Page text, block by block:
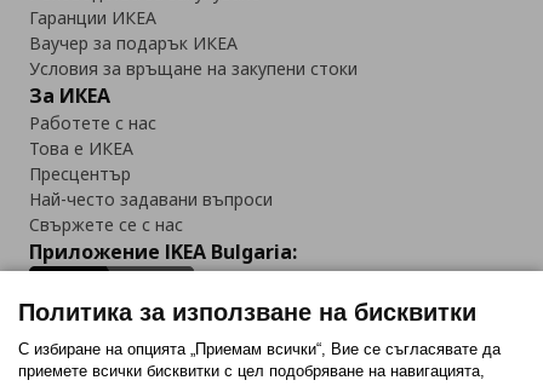
Гаранции ИКЕА
Ваучер за подарък ИКЕА
Условия за връщане на закупени стоки
За ИКЕА
Работете с нас
Това е ИКЕА
Пресцентър
Най-често задавани въпроси
Свържете се с нас
Приложение IKEA Bulgaria:
Последвайте ни:
Политика за използване на бисквитки
С избиране на опцията „Приемам всички“, Вие се съгласявате да
приемете всички бисквитки с цел подобряване на навигацията,